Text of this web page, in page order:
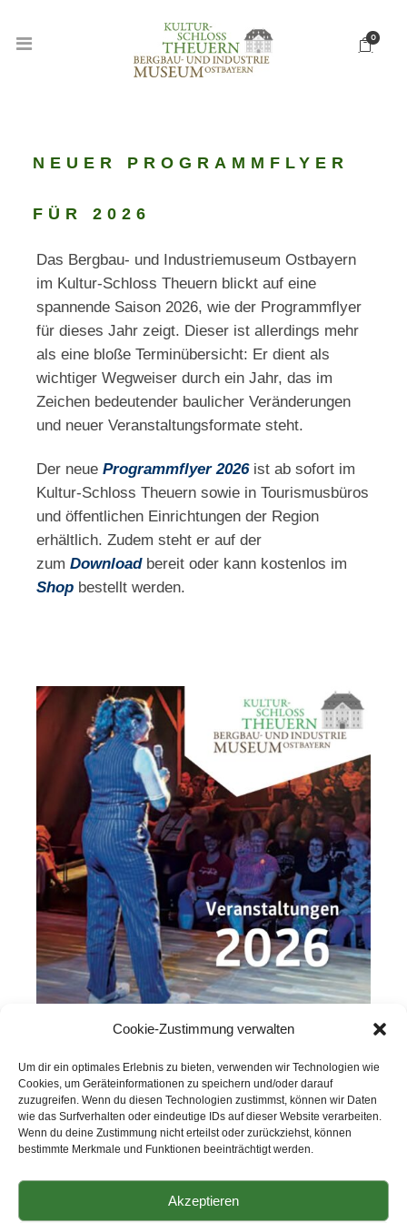
Cookie-Zustimmung verwalten
Um dir ein optimales Erlebnis zu bieten, verwenden wir Technologien wie
Cookies, um Geräteinformationen zu speichern und/oder darauf
zuzugreifen. Wenn du diesen Technologien zustimmst, können wir Daten
wie das Surfverhalten oder eindeutige IDs auf dieser Website verarbeiten.
Wenn du deine Zustimmung nicht erteilst oder zurückziehst, können
bestimmte Merkmale und Funktionen beeinträchtigt werden.
Akzeptieren
0
NEUER PROGRAMMFLYER
FÜR 2026
Das Bergbau- und Industriemuseum Ostbayern
im Kultur-Schloss Theuern blickt auf eine
spannende Saison 2026, wie der Programmflyer
für dieses Jahr zeigt. Dieser ist allerdings mehr
als eine bloße Terminübersicht: Er dient als
wichtiger Wegweiser durch ein Jahr, das im
Zeichen bedeutender baulicher Veränderungen
und neuer Veranstaltungsformate steht.
Der neue Programmflyer 2026ist ab sofort im
Kultur-Schloss Theuern sowie in Tourismusbüros
und öffentlichen Einrichtungen der Region
erhältlich. Zudem steht er auf der
zumDownload bereit oder kann kostenlos im
Shop bestellt werden.
TAGS: Bergbau- und Industriemuseum Ostbayern